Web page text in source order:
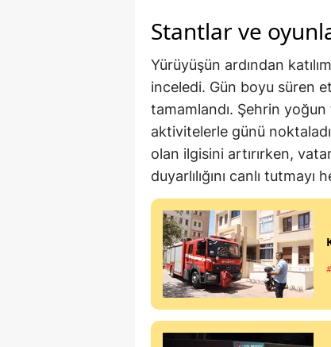
Stantlar ve
Yürüyüşün ardından
inceledi. Gün boyu süren
tamamlandı. Şehrin
aktivitelerle günü
olan ilgisini artırırken,
duyarlılığını canlı tutmayı